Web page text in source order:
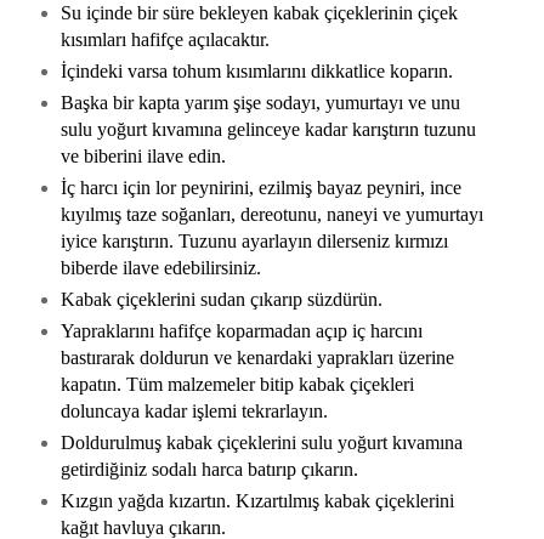
Su içinde bir süre bekleyen kabak çiçeklerinin çiçek
kısımları hafifçe açılacaktır.
İçindeki varsa tohum kısımlarını dikkatlice koparın.
Başka bir kapta yarım şişe sodayı, yumurtayı ve unu
sulu yoğurt kıvamına gelinceye kadar karıştırın tuzunu
ve biberini ilave edin.
İç harcı için lor peynirini, ezilmiş bayaz peyniri, ince
kıyılmış taze soğanları, dereotunu, naneyi ve yumurtayı
iyice karıştırın. Tuzunu ayarlayın dilerseniz kırmızı
biberde ilave edebilirsiniz.
Kabak çiçeklerini sudan çıkarıp süzdürün.
Yapraklarını hafifçe koparmadan açıp iç harcını
bastırarak doldurun ve kenardaki yaprakları üzerine
kapatın. Tüm malzemeler bitip kabak çiçekleri
doluncaya kadar işlemi tekrarlayın.
Doldurulmuş kabak çiçeklerini sulu yoğurt kıvamına
getirdiğiniz sodalı harca batırıp çıkarın.
Kızgın yağda kızartın. Kızartılmış kabak çiçeklerini
kağıt havluya çıkarın.